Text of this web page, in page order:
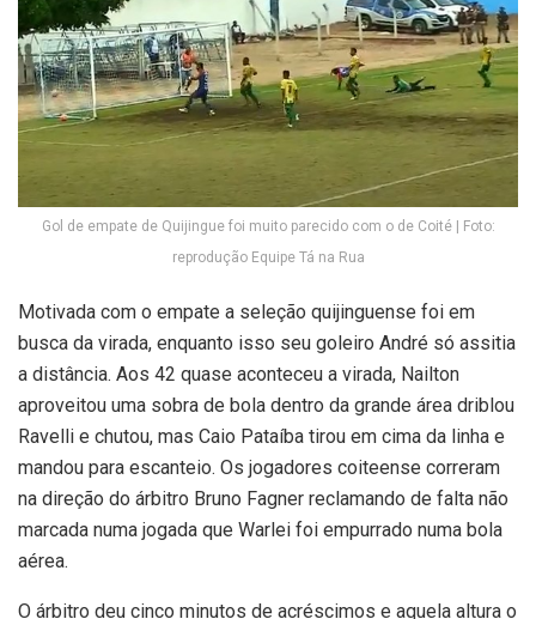
Gol de empate de Quijingue foi muito parecido com o de Coité | Foto:
reprodução Equipe Tá na Rua
Motivada com o empate a seleção quijinguense foi em
busca da virada, enquanto isso seu goleiro André só assitia
a distância. Aos 42 quase aconteceu a virada, Nailton
aproveitou uma sobra de bola dentro da grande área driblou
Ravelli e chutou, mas Caio Pataíba tirou em cima da linha e
mandou para escanteio. Os jogadores coiteense correram
na direção do árbitro Bruno Fagner reclamando de falta não
marcada numa jogada que Warlei foi empurrado numa bola
aérea.
O árbitro deu cinco minutos de acréscimos e aquela altura o